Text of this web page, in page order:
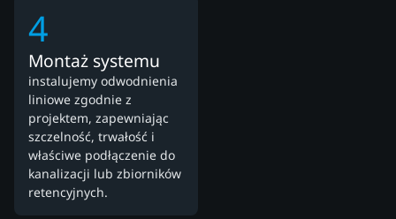
4
Montaż systemu
instalujemy odwodnienia
liniowe zgodnie z
projektem, zapewniając
szczelność, trwałość i
właściwe podłączenie do
kanalizacji lub zbiorników
retencyjnych.